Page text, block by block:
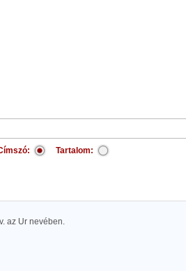
Tartalom:
az Ur nevében.